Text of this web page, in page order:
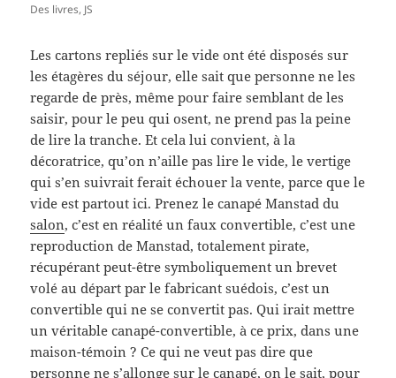
Des livres, JS
Les cartons repliés sur le vide ont été disposés sur
les étagères du séjour, elle sait que personne ne les
regarde de près, même pour faire semblant de les
saisir, pour le peu qui osent, ne prend pas la peine
de lire la tranche. Et cela lui convient, à la
décoratrice, qu’on n’aille pas lire le vide, le vertige
qui s’en suivrait ferait échouer la vente, parce que le
vide est partout ici. Prenez le canapé Manstad du
salon, c’est en réalité un faux convertible, c’est une
reproduction de Manstad, totalement pirate,
récupérant peut-être symboliquement un brevet
volé au départ par le fabricant suédois, c’est un
convertible qui ne se convertit pas. Qui irait mettre
un véritable canapé-convertible, à ce prix, dans une
maison-témoin ? Ce qui ne veut pas dire que
personne ne s’allonge sur le canapé, on le sait,pour